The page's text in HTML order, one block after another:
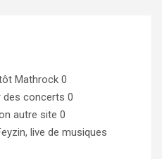
Mathrock 0
des concerts 0
autre site 0
live de musiques